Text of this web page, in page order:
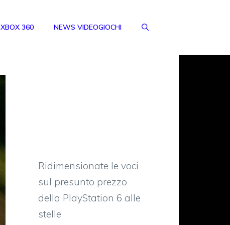
XBOX 360 NEWS VIDEOGIOCHI
Ridimensionate le voci
sul presunto prezzo
della PlayStation 6 alle
stelle